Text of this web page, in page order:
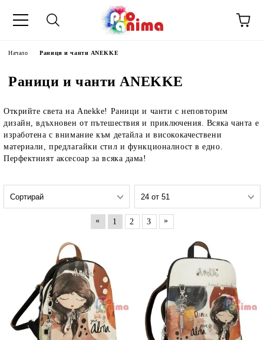
Начало Раници и чанти ANEKKE
Раници и чанти ANEKKE
Открийте света на Anekke! Раници и чанти с неповторим
дизайн, вдъхновен от пътешествия и приключения. Всяка чанта е
изработена с внимание към детайла и висококачествени
материали, предлагайки стил и функционалност в едно.
Перфектният аксесоар за всяка дама!
« 1 2 3 »